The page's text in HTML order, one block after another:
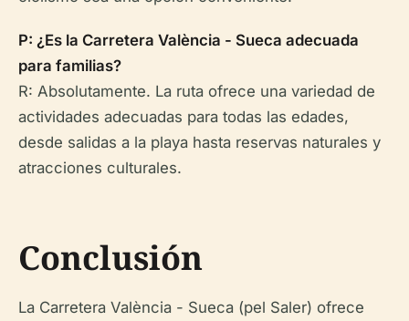
P: ¿Es la Carretera València - Sueca adecuada
para familias?
R: Absolutamente. La ruta ofrece una variedad de
actividades adecuadas para todas las edades,
desde salidas a la playa hasta reservas naturales y
atracciones culturales.
Conclusión
La Carretera València - Sueca (pel Saler) ofrece